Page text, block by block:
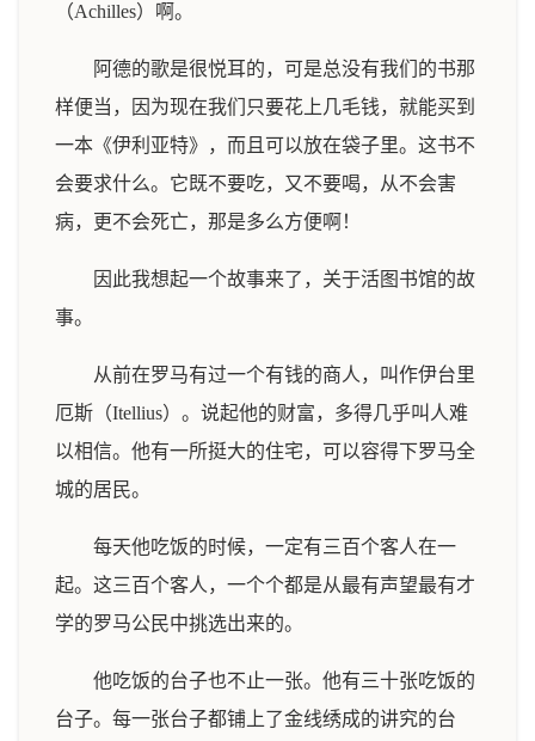
（Achilles）啊。
阿德的歌是很悦耳的，可是总没有我们的书那
样便当，因为现在我们只要花上几毛钱，就能买到
一本《伊利亚特》，而且可以放在袋子里。这书不
会要求什么。它既不要吃，又不要喝，从不会害
病，更不会死亡，那是多么方便啊！
因此我想起一个故事来了，关于活图书馆的故
事。
从前在罗马有过一个有钱的商人，叫作伊台里
厄斯（Itellius）。说起他的财富，多得几乎叫人难
以相信。他有一所挺大的住宅，可以容得下罗马全
城的居民。
每天他吃饭的时候，一定有三百个客人在一
起。这三百个客人，一个个都是从最有声望最有才
学的罗马公民中挑选出来的。
他吃饭的台子也不止一张。他有三十张吃饭的
台子。每一张台子都铺上了金线绣成的讲究的台